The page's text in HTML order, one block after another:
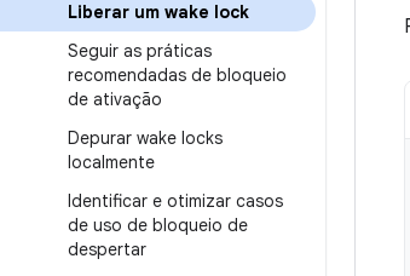
Liberar um wake lock
Seguir as práticas
recomendadas de bloqueio
de ativação
Depurar wake locks
localmente
Identificar e otimizar casos
de uso de bloqueio de
despertar